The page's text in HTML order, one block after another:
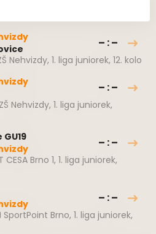
– : –
Nehvizdy, 1. liga juniorek, 12. kolo
– : –
Nehvizdy, 1. liga juniorek,
– : –
CESA Brno 1, 1. liga juniorek,
– : –
SportPoint Brno, 1. liga juniorek,